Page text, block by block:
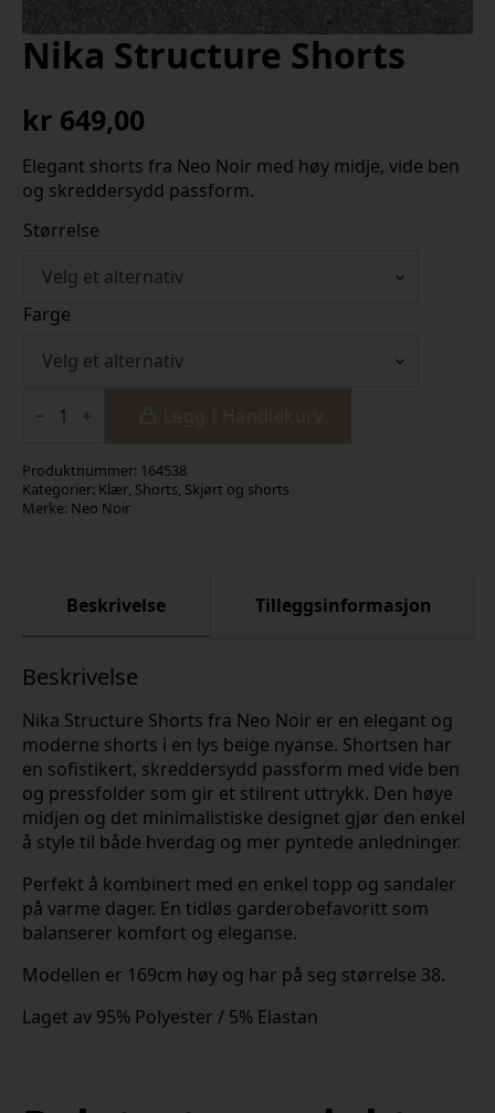
Nika Structure Shorts
kr 649,00
Elegant shorts fra Neo Noir med høy midje, vide ben
og skreddersydd passform.
Størrelse
Farge
Structure
Produktnummer: 164538
Kategorier: Klær, Shorts, Skjørt og shorts
Merke: Neo Noir
Beskrivelse Tilleggsinformasjon
Beskrivelse
Nika Structure Shorts fra Neo Noir er en elegant og
moderne shorts i en lys beige nyanse. Shortsen har
en sofistikert, skreddersydd passform med vide ben
og pressfolder som gir et stilrent uttrykk. Den høye
midjen og det minimalistiske designet gjør den enkel
å style til både hverdag og mer pyntede anledninger.
Perfekt å kombinert med en enkel topp og sandaler
på varme dager. En tidløs garderobefavoritt som
balanserer komfort og eleganse.
Modellen er 169cm høy og har på seg størrelse 38.
Laget av 95% Polyester / 5% Elastan